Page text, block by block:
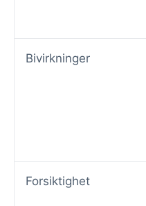
Bivirkninger
Forsiktighet